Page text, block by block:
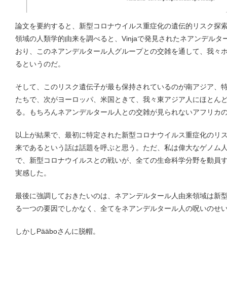
論文を要約すると、新型コロナウイルス重症化の遺伝的リスク探
領域の人類学的由来を調べると、Vinjaで発見されたネアンデルタ
おり、このネアンデルタール人グループとの交雑を通して、我々
るというのだ。
そして、このリスク遺伝子が最も保持されているのが南アジア、
たちで、次がヨーロッパ、米国ときて、我々東アジア人にほとん
る。もちろんネアンデルタール人との交雑が見られないアフリカ
以上が結果で、最初に特定された新型コロナウイルス重症化のリ
来であるという話は話題を呼ぶと思う。ただ、私は偉大なゲノム
で、新型コロナウイルスとの戦いが、全ての生命科学分野を動員
実感した。
最後に強調しておきたいのは、ネアンデルタール人由来領域は新
る一つの要因でしかなく、全てをネアンデルタール人の呪いのせ
しかしPääboさんに脱帽。